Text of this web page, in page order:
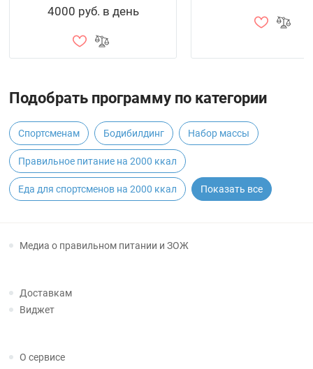
4000 руб. в день
Подобрать программу по категории
Спортсменам Бодибилдинг Набор массы
Правильное питание на 2000 ккал
Еда для спортсменов на 2000 ккал Показать все
Медиа о правильном питании и ЗОЖ
Доставкам
Виджет
О сервисе